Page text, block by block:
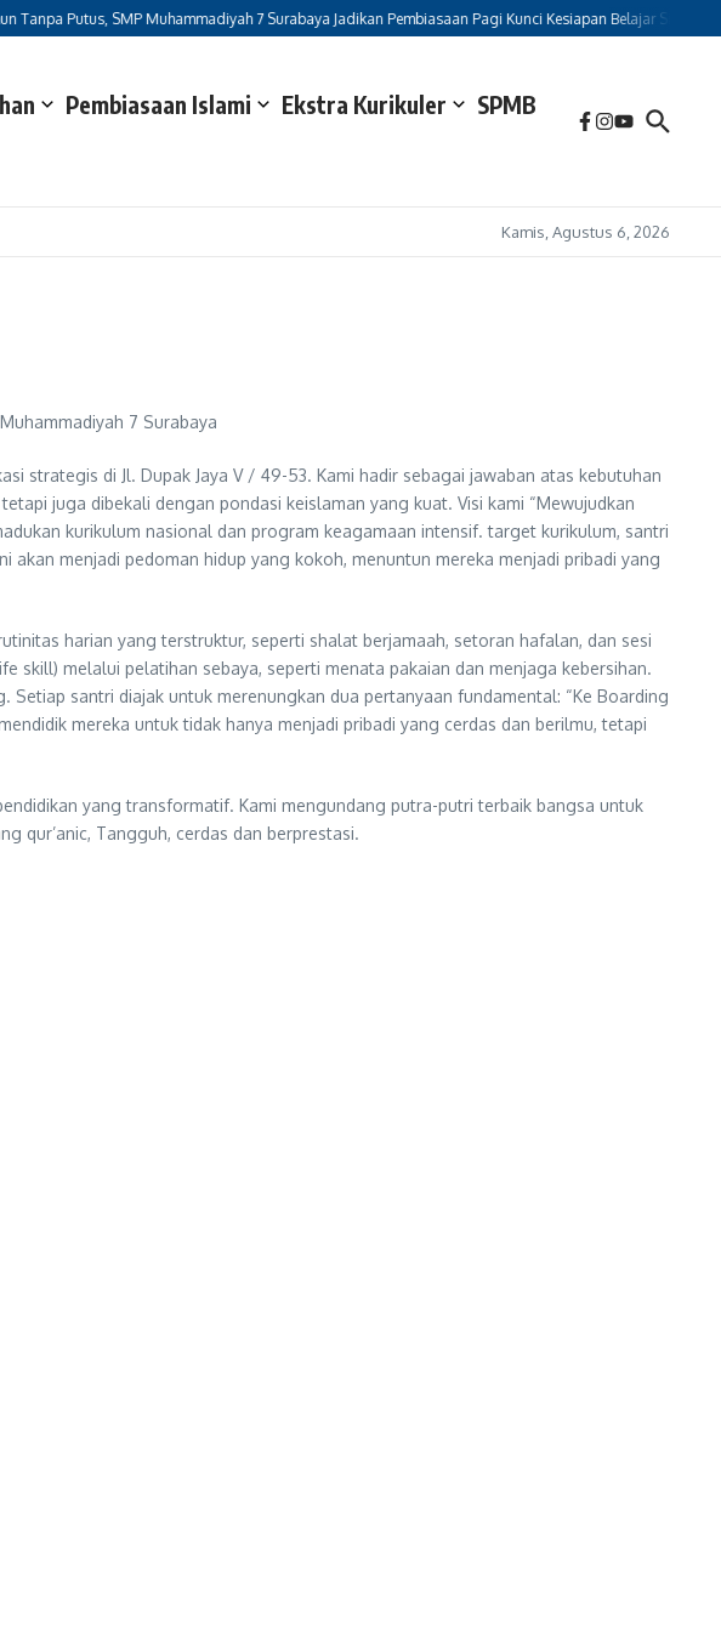
Putus, SMP Muhammadiyah 7 Surabaya Jadikan Pembiasaan Pagi Kunci Kesiapan Belajar Siswa
Pembiasaan Islami Ekstra Kurikuler
SPMB
Kamis, Agustus 6, 2026
7 Surabaya
strategis di Jl. Dupak Jaya V / 49-53. Kami hadir sebagai jawaban atas kebutuhan
juga dibekali dengan pondasi keislaman yang kuat. Visi kami “Mewujudkan
kurikulum nasional dan program keagamaan intensif. target kurikulum, santri
akan menjadi pedoman hidup yang kokoh, menuntun mereka menjadi pribadi yang
harian yang terstruktur, seperti shalat berjamaah, setoran hafalan, dan sesi
skill) melalui pelatihan sebaya, seperti menata pakaian dan menjaga kebersihan.
santri diajak untuk merenungkan dua pertanyaan fundamental: “Ke Boarding
mereka untuk tidak hanya menjadi pribadi yang cerdas dan berilmu, tetapi
yang transformatif. Kami mengundang putra-putri terbaik bangsa untuk
qur’anic, Tangguh, cerdas dan berprestasi.